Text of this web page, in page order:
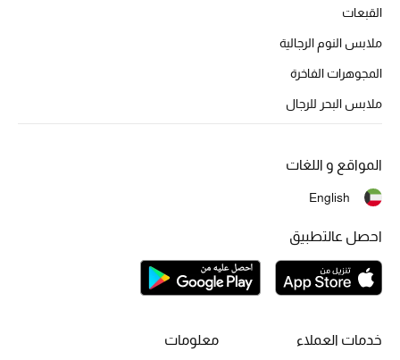
جميع الملابس النسائية
جميع الحقائب النسائية
تسوقوا للنساء
القبعات
ملابس النوم الرجالية
المجوهرات الفاخرة
ملابس البحر للرجال
خدمات العملاء معلومات
المواقع و اللغات
English
احصل عالتطبيق